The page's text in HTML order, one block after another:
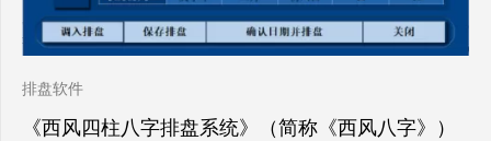
排盘软件
《西风四柱八字排盘系统》（简称《西风八字》）